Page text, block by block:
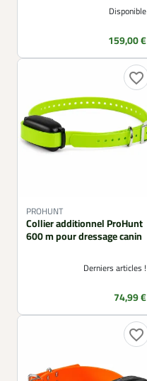
Disponible
Prix
159,00 €
favorite_border
PROHUNT
Collier additionnel ProHunt
600 m pour dressage canin
Derniers articles !
Prix
74,99 €
favorite_border